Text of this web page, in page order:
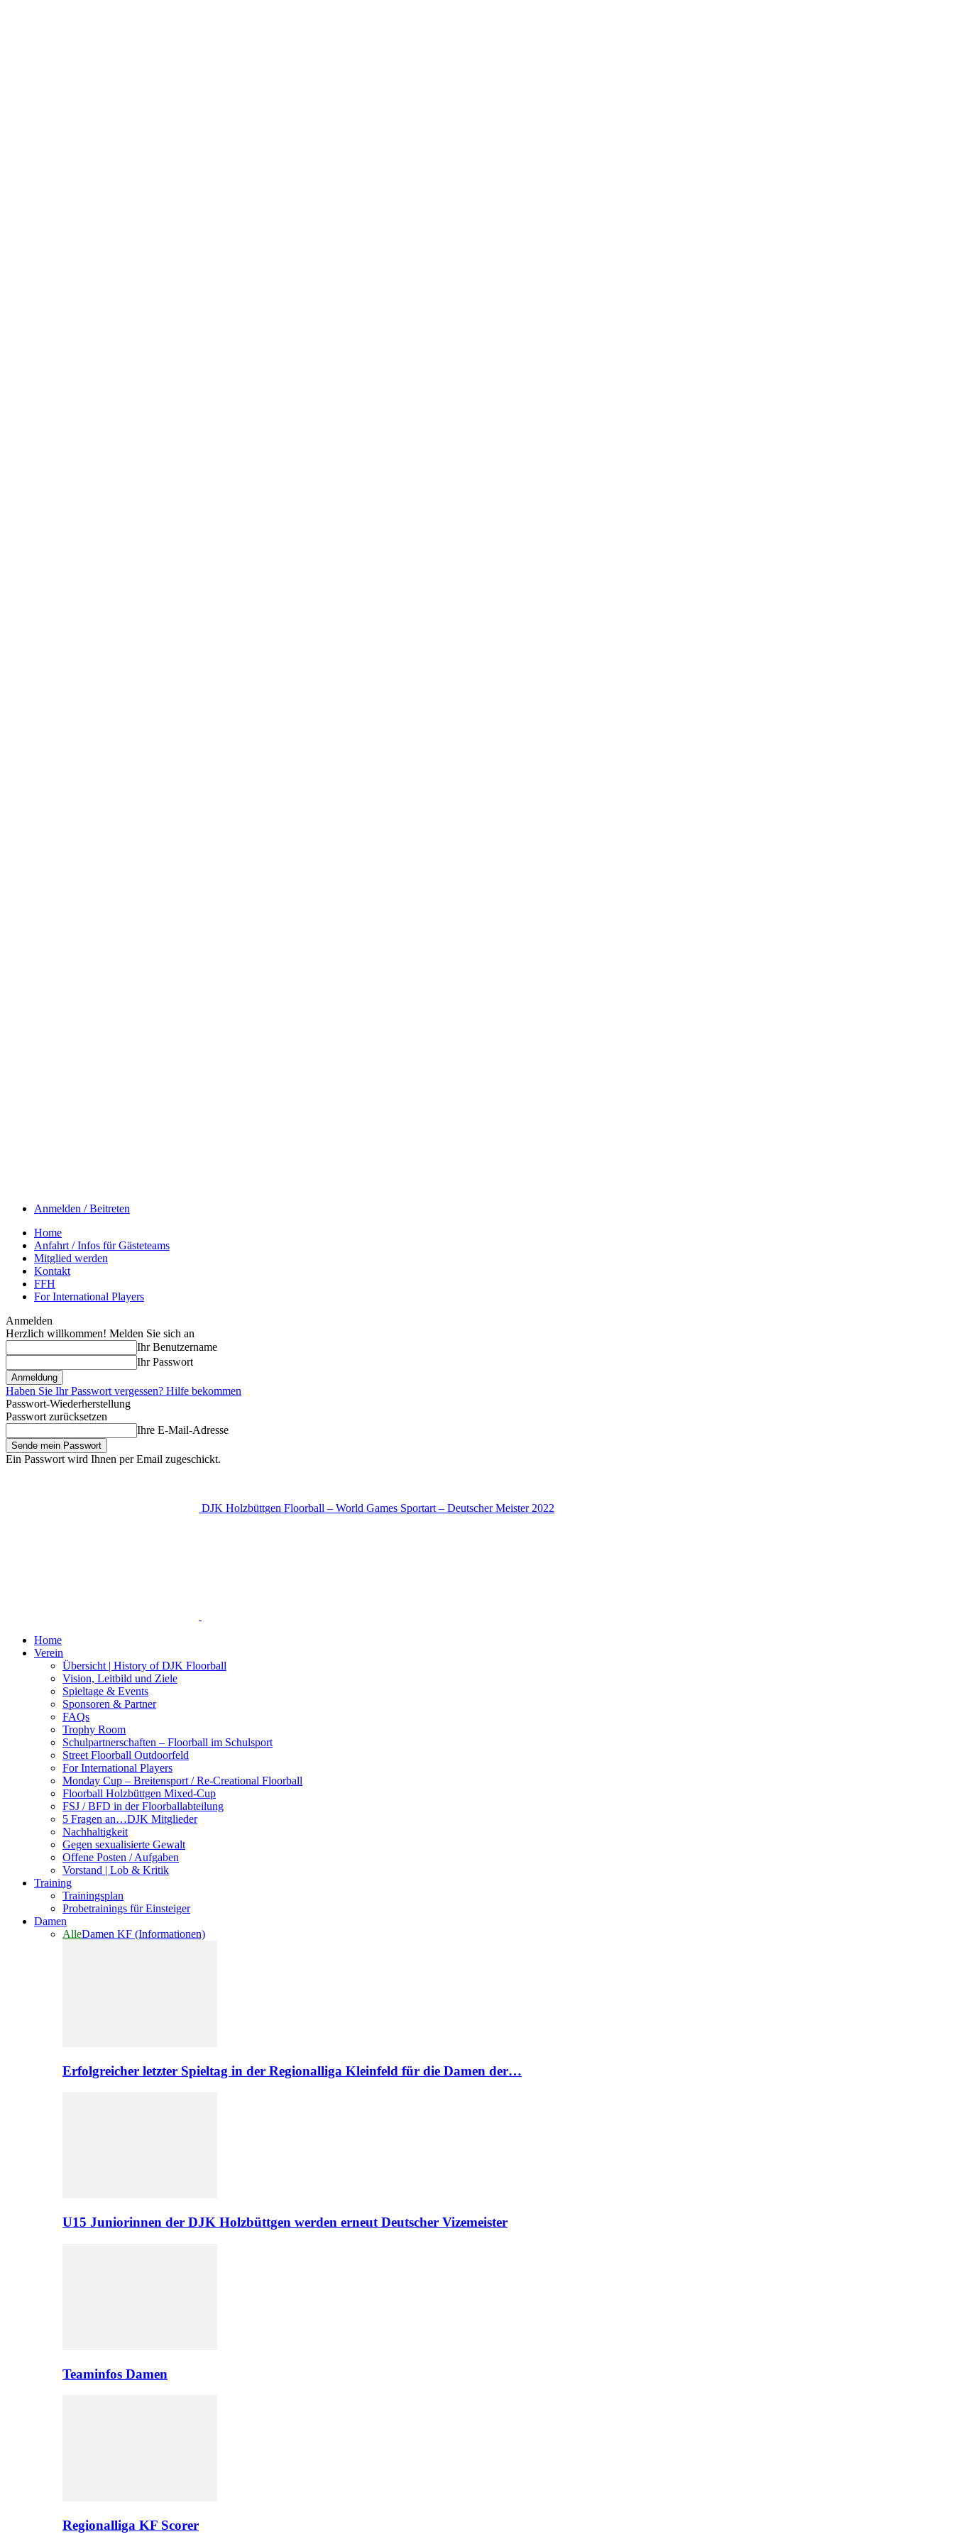
Anmelden / Beitreten
Home
Anfahrt / Infos für Gästeteams
Mitglied werden
Kontakt
FFH
For International Players
Anmelden
Herzlich willkommen! Melden Sie sich an
Ihr Benutzername
Ihr Passwort
Haben Sie Ihr Passwort vergessen? Hilfe bekommen
Passwort-Wiederherstellung
Passwort zurücksetzen
Ihre E-Mail-Adresse
Ein Passwort wird Ihnen per Email zugeschickt.
DJK Holzbüttgen Floorball – World Games Sportart – Deutscher Meister 2022
Home
Verein
Übersicht | History of DJK Floorball
Vision, Leitbild und Ziele
Spieltage & Events
Sponsoren & Partner
FAQs
Trophy Room
Schulpartnerschaften – Floorball im Schulsport
Street Floorball Outdoorfeld
For International Players
Monday Cup – Breitensport / Re-Creational Floorball
Floorball Holzbüttgen Mixed-Cup
FSJ / BFD in der Floorballabteilung
5 Fragen an…DJK Mitglieder
Nachhaltigkeit
Gegen sexualisierte Gewalt
Offene Posten / Aufgaben
Vorstand | Lob & Kritik
Training
Trainingsplan
Probetrainings für Einsteiger
Damen
AlleDamen KF (Informationen)
Erfolgreicher letzter Spieltag in der Regionalliga Kleinfeld für die Damen der…
U15 Juniorinnen der DJK Holzbüttgen werden erneut Deutscher Vizemeister
Teaminfos Damen
Regionalliga KF Scorer